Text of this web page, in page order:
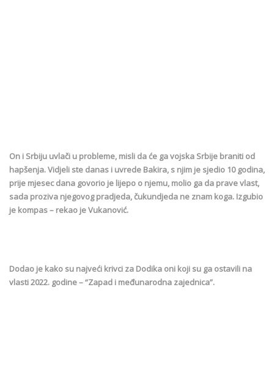
On i Srbiju uvlači u probleme, misli da će ga vojska Srbije braniti od
hapšenja. Vidjeli ste danas i uvrede Bakira, s njim je sjedio 10 godina,
prije mjesec dana govorio je lijepo o njemu, molio ga da prave vlast,
sada proziva njegovog pradjeda, čukundjeda ne znam koga. Izgubio
je kompas – rekao je Vukanović.
Dodao je kako su najveći krivci za Dodika oni koji su ga ostavili na
vlasti 2022. godine – “Zapad i međunarodna zajednica”.